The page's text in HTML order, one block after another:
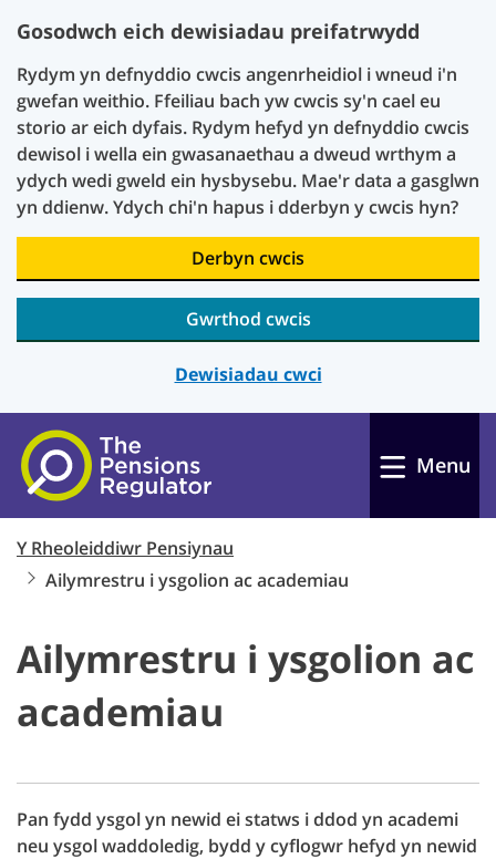
Gosodwch eich dewisiadau preifatrwydd
Rydym yn defnyddio cwcis angenrheidiol i wneud i'n
gwefan weithio. Ffeiliau bach yw cwcis sy'n cael eu
storio ar eich dyfais. Rydym hefyd yn defnyddio cwcis
dewisol i wella ein gwasanaethau a dweud wrthym a
ydych wedi gweld ein hysbysebu. Mae'r data a gasglwn
yn ddienw. Ydych chi'n hapus i dderbyn y cwcis hyn?
Derbyn cwcis
Gwrthod cwcis
Dewisiadau cwci
Skip to main content
Menu
Y Rheoleiddiwr Pensiynau
Ailymrestru i ysgolion ac academiau
Ailymrestru i ysgolion ac
academiau
Pan fydd ysgol yn newid ei statws i ddod yn academi
neu ysgol waddoledig, bydd y cyflogwr hefyd yn newid